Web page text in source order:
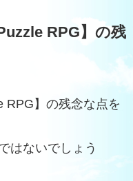
RPG】の残
RPG】の残念な点を
はないでしょう